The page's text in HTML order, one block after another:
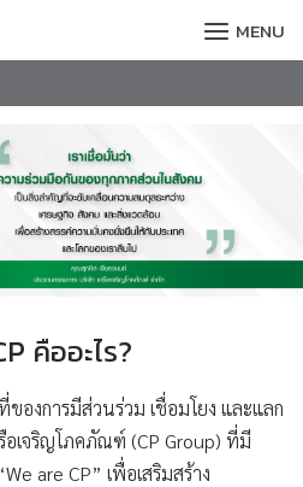
MENU
คืออะไร?
องการมีส่วนร่วม เชื่อมโยง และแลก
อเจริญโภคภัณฑ์ (CP Group) ที่มี
are CP” เพื่อเสริมสร้าง